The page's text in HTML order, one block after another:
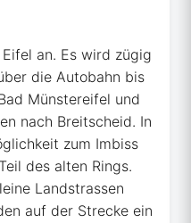
an. Es wird zügig
die Autobahn bis
Münstereifel und
nach Breitscheid. In
zum Imbiss
des alten Rings.
Landstrassen
auf der Strecke ein